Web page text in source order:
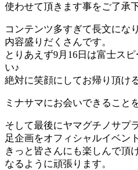
使わせて頂きます事をご了承
コンテンツ多すぎて長文にな
内容盛りだくさんです。
とりあえず9月16日は富士ス
い♪
絶対に笑顔にしてお帰り頂け
ミナサマにお会いできること
そして最後にヤマグチノサプ
足企画をオフィシャルイベン
きっと皆さんにも楽しんで頂
なるように頑張ります。